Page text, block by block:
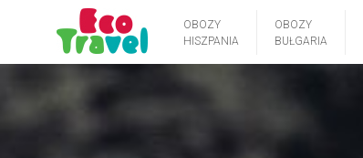
OBOZY
HISZPANIA
OBOZY
BUŁGARIA